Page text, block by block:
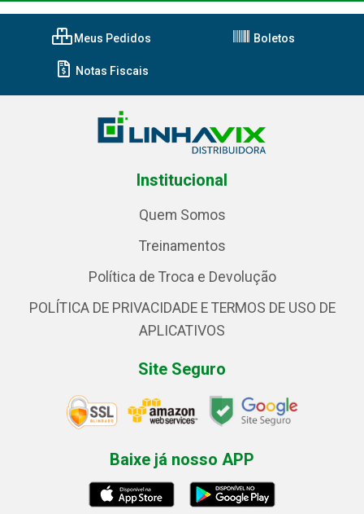
Meus Pedidos Boletos
Notas Fiscais
Institucional
Quem Somos
Treinamentos
Política de Troca e Devolução
POLÍTICA DE PRIVACIDADE E TERMOS DE USO DE
APLICATIVOS
Site Seguro
Baixe já nosso APP